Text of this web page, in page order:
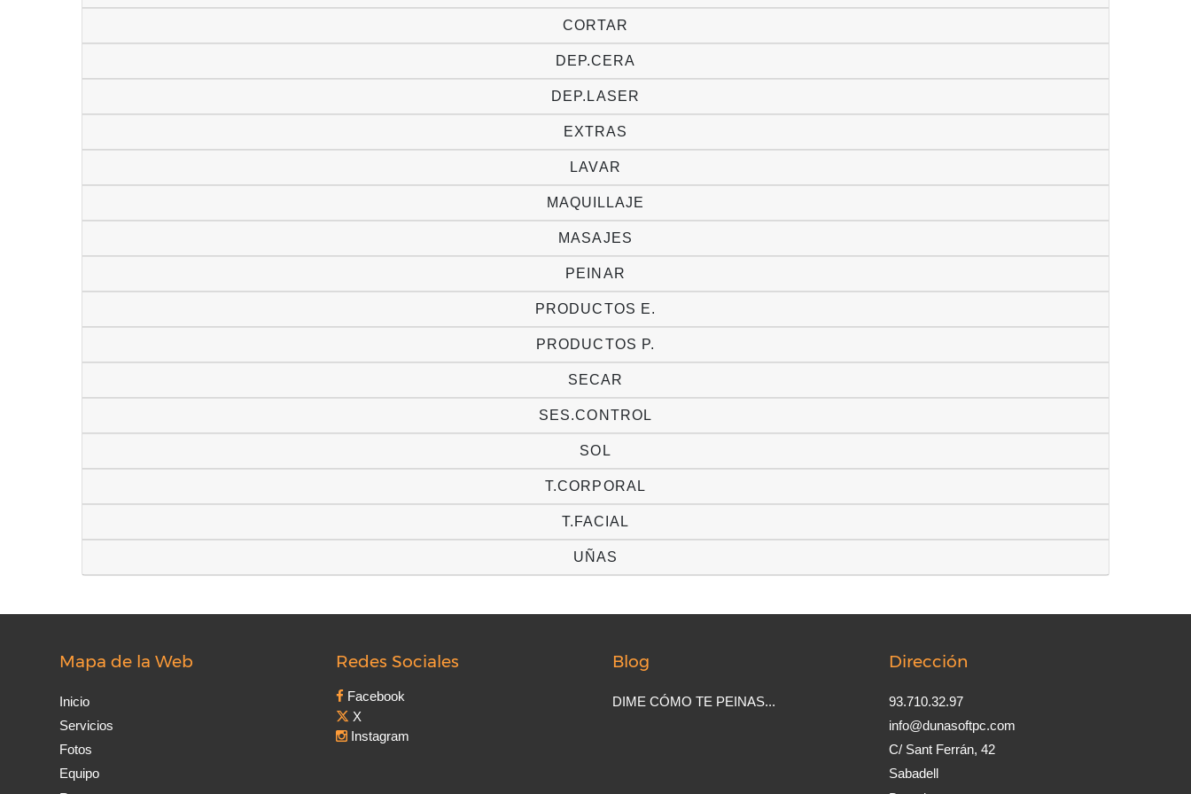
CORTAR
DEP.CERA
DEP.LASER
EXTRAS
LAVAR
MAQUILLAJE
MASAJES
PEINAR
PRODUCTOS E.
PRODUCTOS P.
SECAR
SES.CONTROL
SOL
T.CORPORAL
T.FACIAL
UÑAS
Mapa de la Web
Inicio
Servicios
Fotos
Equipo
Redes Sociales
Facebook
X
Instagram
Blog
DIME CÓMO TE PEINAS...
Dirección
93.710.32.97
info@dunasoftpc.com
C/ Sant Ferrán, 42
Sabadell